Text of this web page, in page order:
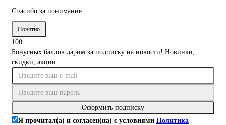
Спасибо за понимание
Понятно
100
Бонусных баллов дарим за подписку на новости! Новинки,
скидки, акции.
Оформить подписку
Я прочитал(а) и согласен(на) с условиями Политика